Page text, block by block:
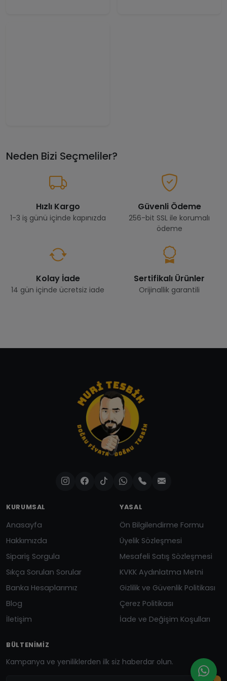
Neden Bizi Seçmeliler?
Hızlı Kargo
1-3 iş günü içinde kapınızda
Güvenli Ödeme
256-bit SSL ile korumalı
ödeme
Kolay İade
14 gün içinde ücretsiz iade
Sertifikalı Ürünler
Orijinallik garantili
KURUMSAL
Anasayfa
Hakkımızda
Sipariş Sorgula
Sıkça Sorulan Sorular
Banka Hesaplarımız
Blog
İletişim
YASAL
Ön Bilgilendirme Formu
Üyelik Sözleşmesi
Mesafeli Satış Sözleşmesi
KVKK Aydınlatma Metni
Gizlilik ve Güvenlik Politikası
Çerez Politikası
İade ve Değişim Koşulları
BÜLTENIMIZ
Kampanya ve yeniliklerden ilk siz haberdar olun.